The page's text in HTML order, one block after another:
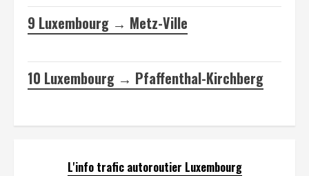
9 Luxembourg → Metz-Ville
10 Luxembourg → Pfaffenthal-Kirchberg
L'info trafic autoroutier Luxembourg